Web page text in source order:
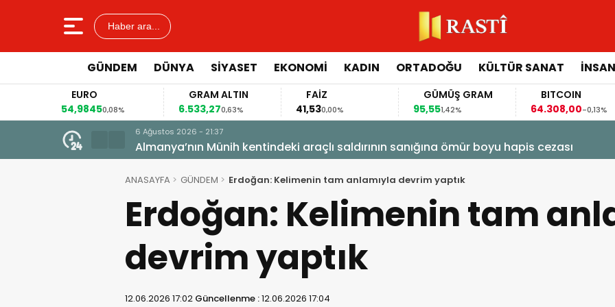
Haber ara...
GÜNDEM DÜNYA SİYASET EKONOMİ KADIN ORTADOĞU KÜLTÜR SANAT
EURO
54,98450,08%
GRAM ALTIN
6.533,270,63%
FAİZ
41,530,00%
GÜMÜŞ GRAM
95,551,42%
BITCOIN
64.308,00-0,13%
6 Ağustos 2026 - 21:37
Almanya’nın Münih kentindeki araçlı saldırının sanığına ömür boyu hapis cezası
ANASAYFA GÜNDEM Erdoğan: Kelimenin tam anlamıyla devrim yaptık
Erdoğan: Kelimenin tam
devrim yaptık
12.06.2026 17:02 Güncellenme :12.06.2026 17:04